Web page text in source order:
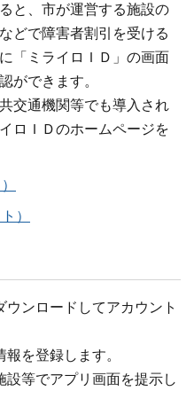
と、市が運営する施設の
どで障害者割引を受ける
「ミライロＩＤ」の画面
ができます。
交通機関等でも導入され
ロＩＤのホームページを
）
ウンロードしてアカウント
報を登録します。
設等でアプリ画面を提示し